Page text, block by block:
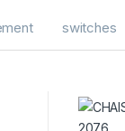
switches